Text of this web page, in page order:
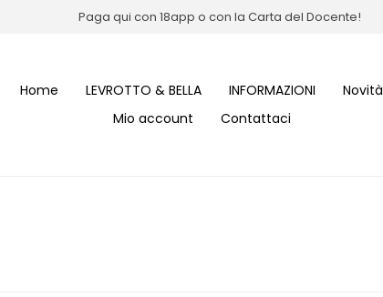
Paga qui con 18app o con la Carta del Docente!
Home LEVROTTO & BELLA INFORMAZIONI
Novità
Mio account
Contattaci